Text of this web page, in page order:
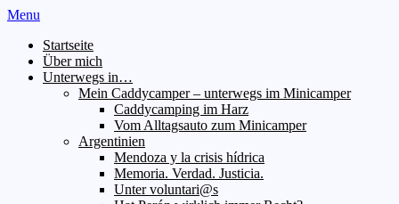
Menu
Startseite
Über mich
Unterwegs in…
Mein Caddycamper – unterwegs im Minicamper
Caddycamping im Harz
Vom Alltagsauto zum Minicamper
Argentinien
Mendoza y la crisis hídrica
Memoria. Verdad. Justicia.
Unter voluntari@s